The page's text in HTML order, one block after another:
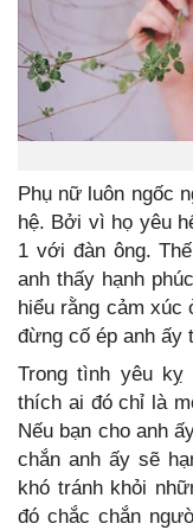
Phụ nữ luôn ngốc
hệ. Bởi vì họ yêu
1 với đàn ông.
anh thấy hạnh
hiểu rằng cảm xúc
đừng cố ép anh ấy
Trong tình yêu
thích ai đó chỉ là
Nếu bạn cho anh
chắn anh ấy sẽ
khó tránh khỏi
đó chắc chắn